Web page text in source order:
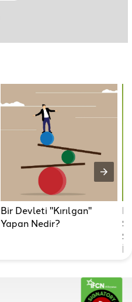
Bir Devleti "Kırılgan"
Yapan Nedir?